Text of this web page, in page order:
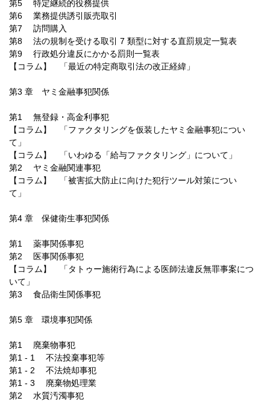
第5 特定継続的役務提供
第6 業務提供誘引販売取引
第7 訪問購入
第8 法の規制を受ける取引 7 類型に対する直罰規定一覧表
第9 行政処分違反にかかる罰則一覧表
【コラム】 「最近の特定商取引法の改正経緯」
第3 章 ヤミ金融事犯関係
第1 無登録・高金利事犯
【コラム】 「ファクタリングを仮装したヤミ金融事犯につい
て」
【コラム】 「いわゆる「給与ファクタリング」について」
第2 ヤミ金融関連事犯
【コラム】 「被害拡大防止に向けた犯行ツール対策につい
て」
第4 章 保健衛生事犯関係
第1 薬事関係事犯
第2 医事関係事犯
【コラム】 「タトゥー施術行為による医師法違反無罪事案につ
いて」
第3 食品衛生関係事犯
第5 章 環境事犯関係
第1 廃棄物事犯
第1 - 1 不法投棄事犯等
第1 - 2 不法焼却事犯
第1 - 3 廃棄物処理業
第2 水質汚濁事犯